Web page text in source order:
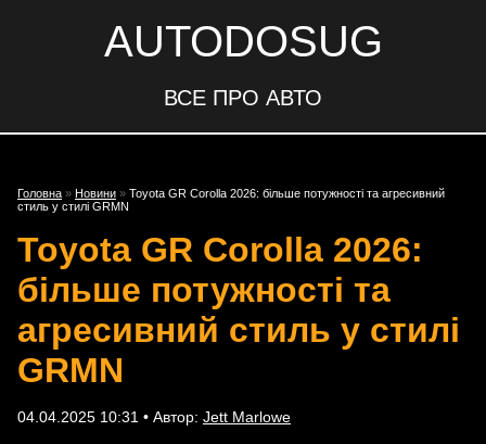
AUTODOSUG
ВСЕ ПРО АВТО
Головна » Новини » Toyota GR Corolla 2026: більше потужності та агресивний
стиль у стилі GRMN
Toyota GR Corolla 2026:
більше потужності та
агресивний стиль у стилі
GRMN
04.04.2025 10:31 • Автор: Jett Marlowe